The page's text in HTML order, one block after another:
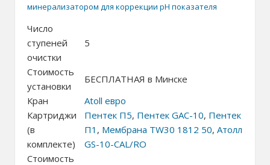
минерализатором для коррекции pH показателя
Число
ступеней
очистки
5
Стоимость
установки
БЕСПЛАТНАЯ в Минске
Кран
Atoll евро
Картриджи
(в
комплекте)
Пентек П5, Пентек GAC-10, Пентек
П1 , Мембрана TW30 1812 50, Атолл
GS-10-CAL/RO
Стоимость